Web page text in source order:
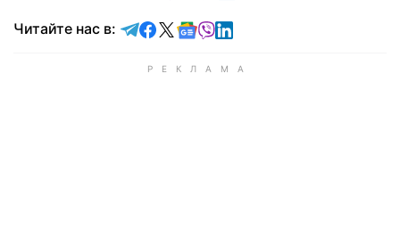
Читайте нас в: Читайте в Telegram
Читайте в Facebook
Читайте в X
Читайте в Google news
Читайте в Viber
Читайте в LinkedIn